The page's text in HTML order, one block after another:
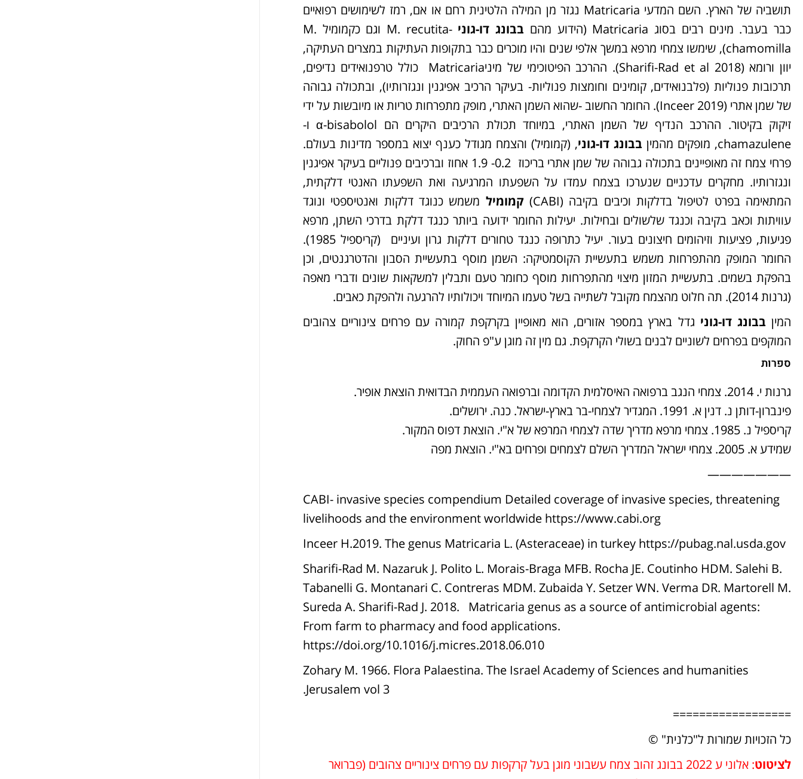
תושביה של הארץ. השם המדעי Matricaria נגזר מן המילה הלטינית רחם או אם, רמז לשימושים רפואיים
כבר בעבר. מינים רבים בסוג Matricaria (הידוע מהם
בבונג דו-גוני
-M. recutita וגם כקמומיל M.
chamomilla), שימשו צמחי מרפא במשך אלפי שנים והיו מוכרים כבר בתקופות העתיקות במצרים העתיקה,
יוון ורומא (Sharifi-Rad et al 2018). ההרכב הפיטוכימי של מיניMatricaria כולל טרפנואידים נדיפים,
תרכובות פנוליות (פלבנואידים, קומינים וחומצות פנוליות- בעיקר הרכיב אפיגנין ונגזרותיו), ובתכולה גבוהה
של שמן אתרי (Inceer 2019). החומר החשוב -שהוא השמן האתרי, מופק מתפרחות טריות או מיובשות על ידי
זיקוק בקיטור. ההרכב הנדיף של השמן האתרי, במיוחד תכולת הרכיבים היקרים הם α-bisabolol ו-
chamazulene, מופקים מהמין
בבונג דו-גוני, (קמומיל) והצמח מגודל כענף יצוא במספר מדינות בעולם.
פרחי צמח זה מאופיינים בתכולה גבוהה של שמן אתרי בריכוז 0.2- 1.9 אחוז וברכיבים פנוליים בעיקר אפיגנין
ונגזרותיו. מחקרים עדכניים שנערכו בצמח עמדו על השפעתו המרגיעה ואת השפעתו האנטי דלקתית,
המתאימה בפרט לטיפול בדלקות וכיבים בקיבה (CABI)
קמומיל משמש כנוגד דלקות ואנטיספטי ונוגד
עוויתות וכאב בקיבה וכנגד שלשולים ובחילות. יעילות החומר ידועה ביותר כנגד דלקת בדרכי השתן, מרפא
פגיעות, פציעות וזיהומים חיצונים בעור. יעיל כתרופה כנגד טחורים דלקות גרון ועיניים (קריספיל 1985).
החומר המופק מהתפרחות משמש בתעשיית הקוסמטיקה: השמן מוסף בתעשיית הסבון והדטרגנטים, וכן
בהפקת בשמים. בתעשיית המזון מיצוי מהתפרחות מוסף כחומר טעם ותבלין למשקאות שונים ודברי מאפה
(גרנות 2014). תה חלוט מהצמח מקובל לשתייה בשל טעמו המיוחד ויכולותיו להרגעה ולהפקת כאבים.
המין בבונג דו-גוני גדל בארץ במספר אזורים, הוא מאופיין בקרקפת קמורה עם פרחים צינוריים צהובים
המוקפים בפרחים לשוניים לבנים בשולי הקרקפת. גם מין זה מוגן ע"פ החוק.
ספרות
גרנות י. 2014. צמחי הנגב ברפואה האיסלמית הקדומה וברפואה העממית הבדואית הוצאת אופיר.
פינברון-דותן נ. דנין א. 1991. המגדיר לצמחי-בר בארץ-ישראל. כנה. ירושלים.
קריספיל נ. 1985. צמחי מרפא מדריך שדה לצמחי המרפא של א"י. הוצאת דפוס המקור.
שמידע א. 2005. צמחי ישראל המדריך השלם לצמחים ופרחים בא"י. הוצאת מפה
———————
CABI- invasive species compendium Detailed coverage of invasive species, threatening
livelihoods and the environment worldwide https://www.cabi.org
Inceer H.2019. The genus Matricaria L. (Asteraceae) in turkey https://pubag.nal.usda.gov
Sharifi-Rad M. Nazaruk J. Polito L. Morais-Braga MFB. Rocha JE. Coutinho HDM. Salehi B.
Tabanelli G. Montanari C. Contreras MDM. Zubaida Y. Setzer WN. Verma DR. Martorell M.
Sureda A. Sharifi-Rad J. 2018. Matricaria genus as a source of antimicrobial agents:
From farm to pharmacy and food applications.
https://doi.org/10.1016/j.micres.2018.06.010
Zohary M. 1966. Flora Palaestina. The Israel Academy of Sciences and humanities
Jerusalem vol 3.
==================
כל הזכויות שמורות ל"כלנית" ©
לציטוט
: אלוני ע 2022 בבונג זהוב צמח עשבוני מוגן בעל קרקפות עם פרחים צינוריים צהובים (פברואר